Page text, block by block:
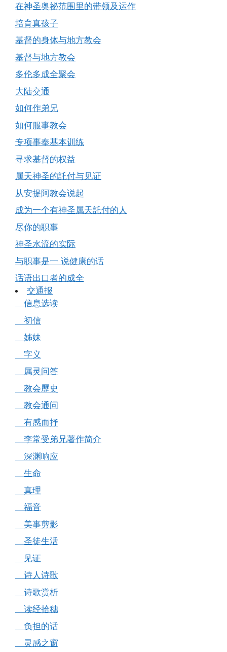
在神圣奥祕范围里的带领及运作
培育真孩子
基督的身体与地方教会
基督与地方教会
多伦多成全聚会
大陆交通
如何作弟兄
如何服事教会
专项事奉基本训练
寻求基督的权益
属天神圣的託付与见证
从安提阿教会说起
成为一个有神圣属天託付的人
尽你的职事
神圣水流的实际
与职事是一 说健康的话
话语出口者的成全
交通报
信息选读
初信
姊妹
字义
属灵问答
教会歷史
教会通问
有感而抒
李常受弟兄著作简介
深渊响应
生命
真理
福音
美事剪影
圣徒生活
见证
诗人诗歌
诗歌赏析
读经拾穗
负担的话
灵感之窗